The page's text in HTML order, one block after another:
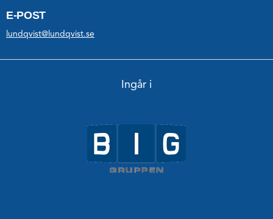
E-POST
lundqvist@lundqvist.se
Ingår i